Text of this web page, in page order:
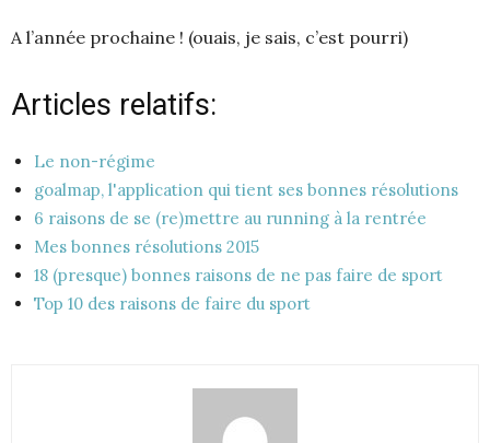
A l’année prochaine ! (ouais, je sais, c’est pourri)
Articles relatifs:
Le non-régime
goalmap, l'application qui tient ses bonnes résolutions
6 raisons de se (re)mettre au running à la rentrée
Mes bonnes résolutions 2015
18 (presque) bonnes raisons de ne pas faire de sport
Top 10 des raisons de faire du sport